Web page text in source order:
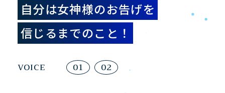
自分は女神様のお告げを
信じるまでのこと！
VOICE 01 02